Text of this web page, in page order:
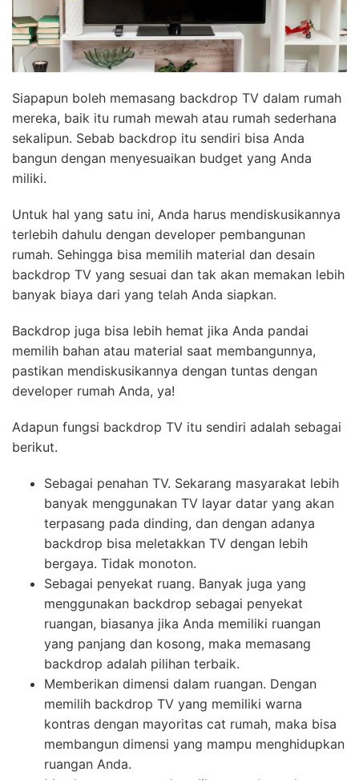
Siapapun boleh memasang backdrop TV dalam rumah
mereka, baik itu rumah mewah atau rumah sederhana
sekalipun. Sebab backdrop itu sendiri bisa Anda
bangun dengan menyesuaikan budget yang Anda
miliki.
Untuk hal yang satu ini, Anda harus mendiskusikannya
terlebih dahulu dengan developer pembangunan
rumah. Sehingga bisa memilih material dan desain
backdrop TV yang sesuai dan tak akan memakan lebih
banyak biaya dari yang telah Anda siapkan.
Backdrop juga bisa lebih hemat jika Anda pandai
memilih bahan atau material saat membangunnya,
pastikan mendiskusikannya dengan tuntas dengan
developer rumah Anda, ya!
Adapun fungsi backdrop TV itu sendiri adalah sebagai
berikut.
Sebagai penahan TV. Sekarang masyarakat lebih
banyak menggunakan TV layar datar yang akan
terpasang pada dinding, dan dengan adanya
backdrop bisa meletakkan TV dengan lebih
bergaya. Tidak monoton.
Sebagai penyekat ruang. Banyak juga yang
menggunakan backdrop sebagai penyekat
ruangan, biasanya jika Anda memiliki ruangan
yang panjang dan kosong, maka memasang
backdrop adalah pilihan terbaik.
Memberikan dimensi dalam ruangan. Dengan
memilih backdrop TV yang memiliki warna
kontras dengan mayoritas cat rumah, maka bisa
membangun dimensi yang mampu menghidupkan
ruangan Anda.